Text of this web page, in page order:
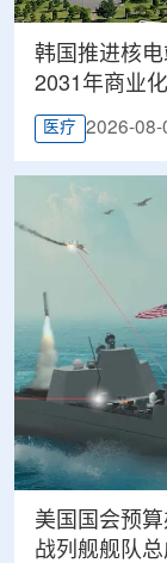
韩国推进核
2031年商业
医疗 2026-08-
美国国会预
战列舰舰队